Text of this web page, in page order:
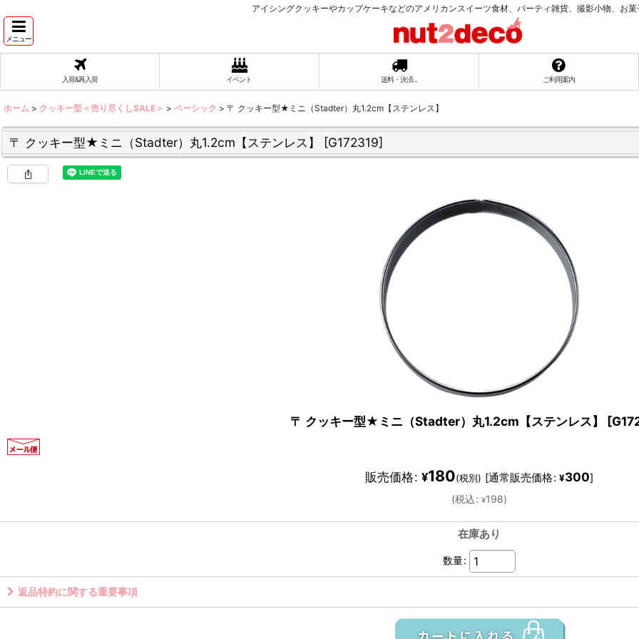
アイシングクッキーやカップケーキなどのアメリカンスイーツ食材、パーティ雑貨、撮影小物、お
メニュー
入荷&再入荷 イベント 送料・決済... ご利用案内
ホーム > クッキー型＜売り尽くしSALE＞ > ベーシック > 〒 クッキー型★ミニ（Stadter）丸1.2cm【ステンレス】
〒 クッキー型★ミニ（Stadter）丸1.2cm【ステンレス】 [G172319]
〒 クッキー型★ミニ（Stadter）丸1.2cm【ステンレス】 [
販売価格: ¥180(税別) [通常販売価格: ¥300]
(税込: ¥198)
在庫あり
数量:
返品特約に関する重要事項